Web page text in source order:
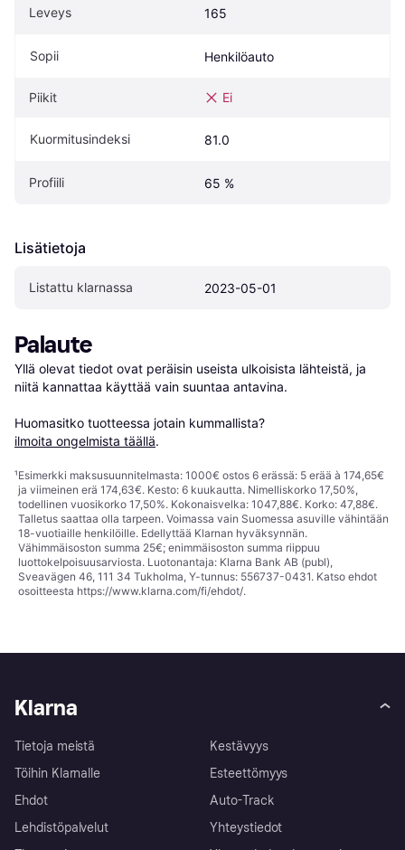
Leveys 165
Sopii Henkilöauto
Piikit Ei
Kuormitusindeksi 81.0
Profiili 65 %
Lisätietoja
Listattu klarnassa 2023-05-01
Palaute
Yllä olevat tiedot ovat peräisin useista ulkoisista lähteistä, ja
niitä kannattaa käyttää vain suuntaa antavina.
Huomasitko tuotteessa jotain kummallista?
ilmoita ongelmista täällä.
¹Esimerkki maksusuunnitelmasta: 1000€ ostos 6 erässä: 5 erää à 174,65€
ja viimeinen erä 174,63€. Kesto: 6 kuukautta. Nimelliskorko 17,50%,
todellinen vuosikorko 17,50%. Kokonaisvelka: 1047,88€. Korko: 47,88€.
Talletus saattaa olla tarpeen. Voimassa vain Suomessa asuville vähintään
18-vuotiaille henkilöille. Edellyttää Klarnan hyväksynnän.
Vähimmäisoston summa 25€; enimmäisoston summa riippuu
luottokelpoisuusarviosta. Luotonantaja: Klarna Bank AB (publ),
Sveavägen 46, 111 34 Tukholma, Y-tunnus: 556737-0431. Katso ehdot
osoitteesta https://www.klarna.com/fi/ehdot/.
Klarna
Tietoja meistä
Töihin Klarnalle
Ehdot
Lehdistöpalvelut
Kestävyys
Esteettömyys
Auto-Track
Yhteystiedot